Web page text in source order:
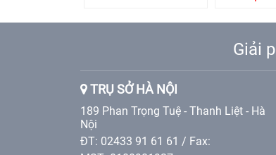
Giải
TRỤ SỞ HÀ NỘI
189 Phan Trọng Tuệ - Thanh Liệt - Hà
Nội
ĐT: 02433 91 61 61 / Fax: